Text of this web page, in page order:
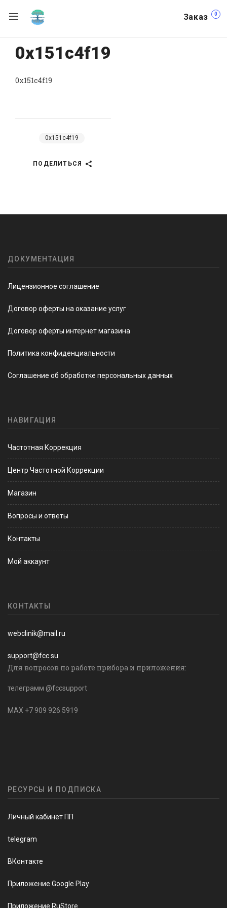
Заказ 0
0x151c4f19
0x151c4f19
0x151c4f19
ПОДЕЛИТЬСЯ
ДОКУМЕНТАЦИЯ
Лицензионное соглашение
Договор оферты на оказание услуг
Договор оферты интернет магазина
Политика конфиденциальности
Соглашение об обработке персональных данных
НАВИГАЦИЯ
Частотная Коррекция
Центр Частотной Коррекции
Магазин
Вопросы и ответы
Контакты
Мой аккаунт
КОНТАКТЫ
webclinik@mail.ru
support@fcc.su
Для вопросов по работе прибора и приложения:
телеграмм @fccsupport
MAX +7 909 926 5919
РЕСУРСЫ И ПОДПИСКА
Личный кабинет ПП
telegram
ВКонтакте
Приложение Google Play
Приложение RuStore